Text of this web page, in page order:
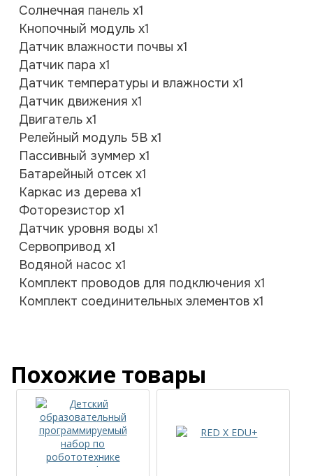
Солнечная панель х1
Кнопочный модуль х1
Датчик влажности почвы х1
Датчик пара х1
Датчик температуры и влажности х1
Датчик движения х1
Двигатель х1
Релейный модуль 5В х1
Пассивный зуммер х1
Батарейный отсек х1
Каркас из дерева х1
Фоторезистор х1
Датчик уровня воды х1
Сервопривод х1
Водяной насос х1
Комплект проводов для подключения х1
Комплект соединительных элементов х1
Похожие товары